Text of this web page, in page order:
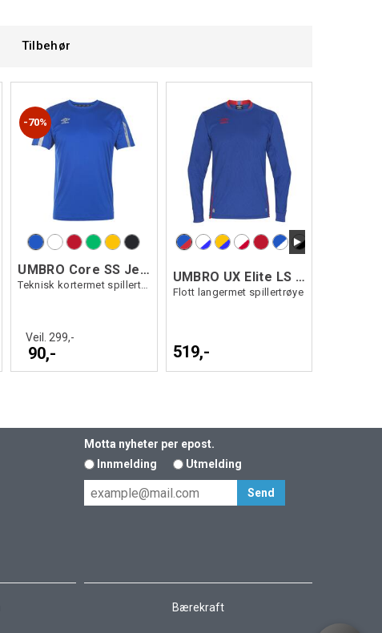
Tilbehør
70%
UMBRO Core SS Jersey
Teknisk kortermet spillertrøye
Veil. 299,-
90,-
UMBRO UX Elite LS Jsy
Flott langermet spillertrøye
519,-
Motta nyheter per epost.
Innmelding
Utmelding
Bærekraft